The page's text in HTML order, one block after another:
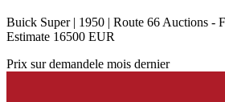
Buick Super | 1950 | Route 66 Auctions -
Estimate 16500 EUR
Prix sur demandele mois dernier